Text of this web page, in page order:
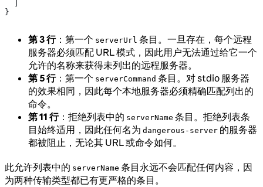
}
第 3 行：第一个 serverUrl 条目。一旦存在，每个远程
服务器必须匹配 URL 模式，因此用户无法通过给它一个
允许的名称来获得未列出的远程服务器。
第 5 行：第一个 serverCommand 条目。对 stdio 服务器
的效果相同，因此每个本地服务器必须精确匹配列出的
命令。
第 11 行：拒绝列表中的 serverName 条目。拒绝列表条
目始终适用，因此任何名为 dangerous-server 的服务器
都被阻止，无论其 URL 或命令如何。
此允许列表中的 serverName 条目永远不会匹配任何内容，因
为两种传输类型都已有更严格的条目。